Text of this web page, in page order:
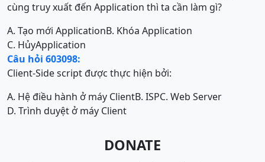
cùng truy xuất đến Application thì ta cần làm gì?
A. Tạo mới ApplicationB. Khóa Application
C. HủyApplication
Câu hỏi 603098:
Client-Side script được thực hiện bởi:
A. Hệ điều hành ở máy ClientB. ISPC. Web Server
D. Trình duyệt ở máy Client
DONATE